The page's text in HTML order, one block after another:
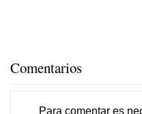
Comentarios
Para comentar es